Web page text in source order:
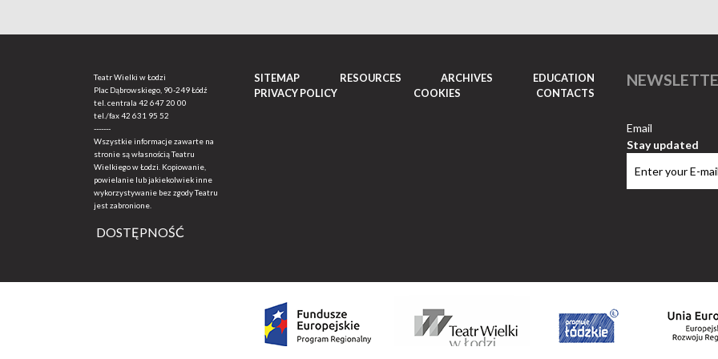
Teatr Wielki w Łodzi
Plac Dąbrowskiego, 90-249 Łódź
tel. centrala 42 647 20 00
tel./fax42 631 95 52
-------
Wszystkie informacje zawarte na
stronie są własnością Teatru
Wielkiego w Łodzi. Kopiowanie,
powielanie lub jakiekolwiek inne
wykorzystywanie bez zgody Teatru
jest zabronione.
DOSTĘPNOŚĆ
SITEMAP RESOURCES ARCHIVES
EDUCATION
PRIVACY POLICY
COOKIES CONTACTS
Email
Stay updated